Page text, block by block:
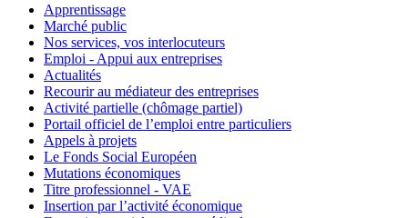
Apprentissage
Marché public
Nos services, vos interlocuteurs
Emploi - Appui aux entreprises
Actualités
Recourir au médiateur des entreprises
Activité partielle (chômage partiel)
Portail officiel de l’emploi entre particuliers
Appels à projets
Le Fonds Social Européen
Mutations économiques
Titre professionnel - VAE
Insertion par l’activité économique